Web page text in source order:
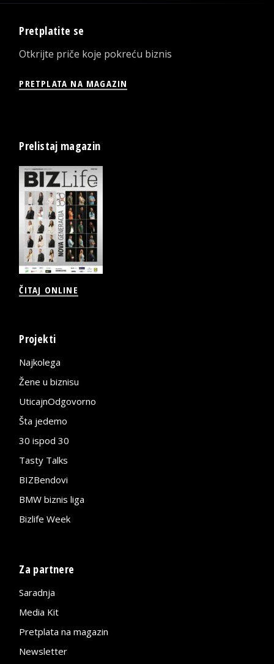
Pretplatite se
Otkrijte priče koje pokreću biznis
PRETPLATA NA MAGAZIN
Prelistaj magazin
ČITAJ ONLINE
Projekti
Najkolega
Žene u biznisu
UticajnOdgovorno
Šta jedemo
30 ispod 30
Tasty Talks
BIZBendovi
BMW biznis liga
Bizlife Week
Za partnere
Saradnja
Media Kit
Pretplata na magazin
Newsletter